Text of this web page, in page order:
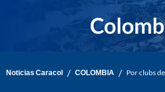
Noticias Caracol / COLOMBIA / Por clubs